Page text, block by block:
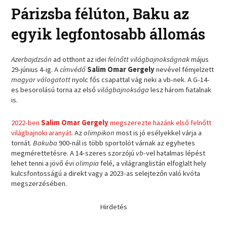
Párizsba félúton, Baku az
egyik legfontosabb állomás
Azerbajdzsánad otthont az ideifelnőtt világbajnokságnakmájus
29-június 4-ig. AcímvédőSalim Omar Gergelynevével fémjelzett
magyar válogatottnyolc fős csapattal vág neki a vb-nek. A G-14-
es besorolású torna az első világbajnokságalesz három fiatalnak
is.
2022-ben Salim Omar Gergelymegszerezte hazánk első felnőtt
világbajnoki aranyát. Azolimpikonmost is jó esélyekkel várja a
tornát.Bakuba900-nál is több sportolót várnak az egyhetes
megmérettetésre. A 14-szeres szorzójú vb-vel hatalmas lépést
lehet tenni a jövő éviolimpiafelé, a világranglistán elfoglalt hely
kulcsfontosságú a direkt vagy a 2023-as selejtezőn való kvóta
megszerzésében.
Hirdetés